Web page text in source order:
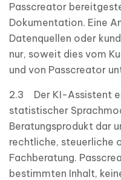
Passcreator
Dokumentation. Eine
Datenquellen oder
nur, soweit dies vom
und von Passcreator
2.3 Der KI-Assistent
statistischer
Beratungsprodukt dar
rechtliche, steuerliche
Fachberatung.
bestimmten Inhalt,